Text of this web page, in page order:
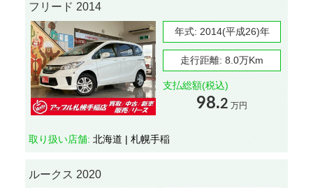
フリード 2014
年式: 2014(平成26)年
走行距離: 8.0万Km
支払総額(税込)
98.2 万円
取り扱い店舗: 北海道 | 札幌手稲
ルークス 2020